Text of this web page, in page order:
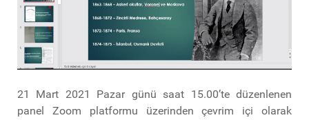
21 Mart 2021 Pazar günü saat 15.00’te düzenlenen
panel Zoom platformu üzerinden çevrim içi olarak